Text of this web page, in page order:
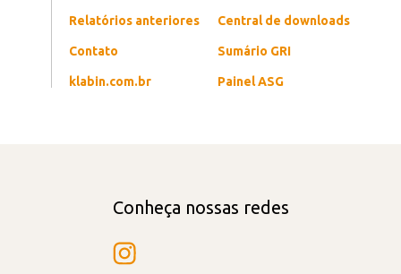
Relatórios anteriores
Contato
klabin.com.br
Central de downloads
Sumário GRI
Painel ASG
Conheça nossas redes